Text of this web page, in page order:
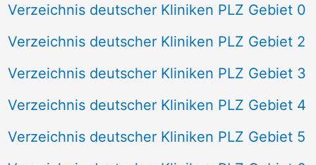
Verzeichnis deutscher Kliniken PLZ Gebiet 0
Verzeichnis deutscher Kliniken PLZ Gebiet 2
Verzeichnis deutscher Kliniken PLZ Gebiet 3
Verzeichnis deutscher Kliniken PLZ Gebiet 4
Verzeichnis deutscher Kliniken PLZ Gebiet 5